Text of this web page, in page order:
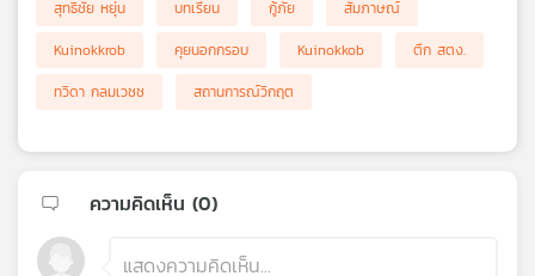
สุทธิชัย หยุ่น
บทเรียน กู้ภัย
สัมภาษณ์
Kuinokkrob
คุยนอกกรอบ Kuinokkob
ตึก สตง.
ทวิดา กลมเวชช
สถานการณ์วิกฤต
ความคิดเห็น (0)